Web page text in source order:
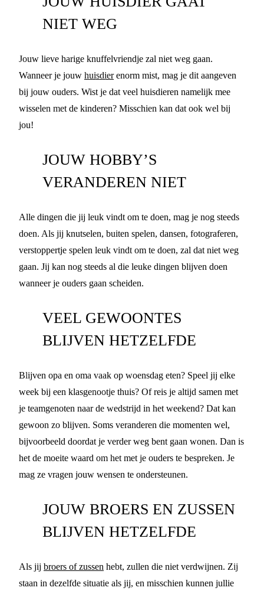
NIET WEG
Jouw lieve harige knuffelvriendje zal niet weg gaan.
Wanneer je jouw huisdierenorm mist, mag je dit aangeven
bij jouw ouders. Wist je dat veel huisdieren namelijk mee
wisselen met de kinderen? Misschien kan dat ook wel bij
jou!
JOUW HOBBY’S
VERANDEREN NIET
Alle dingen die jij leuk vindt om te doen, mag je nog steeds
doen. Als jij knutselen, buiten spelen, dansen, fotograferen,
verstoppertje spelen leuk vindt om te doen, zal dat niet weg
gaan. Jij kan nog steeds al die leuke dingen blijven doen
wanneer je ouders gaan scheiden.
VEEL GEWOONTES
BLIJVEN HETZELFDE
Blijven opa en oma vaak op woensdag eten? Speel jij elke
week bij een klasgenootje thuis? Of reis je altijd samen met
je teamgenoten naar de wedstrijd in het weekend? Dat kan
gewoon zo blijven. Soms veranderen die momenten wel,
bijvoorbeeld doordat je verder weg bent gaan wonen. Dan is
het de moeite waard om het met je ouders te bespreken. Je
mag ze vragen jouw wensen te ondersteunen.
JOUW BROERS EN ZUSSEN
BLIJVEN HETZELFDE
Als jij broers of zussen hebt, zullen die niet verdwijnen. Zij
staan in dezelfde situatie als jij, en misschien kunnen jullie